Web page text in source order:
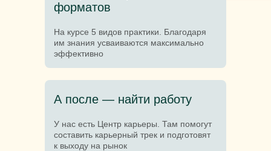
форматов
На курсе 5 видов практики. Благодаря
им знания усваиваются максимально
эффективно
А после — найти работу
У нас есть Центр карьеры. Там помогут
составить карьерный трек и подготовят
к выходу на рынок